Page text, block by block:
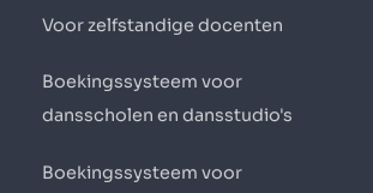
Voor zelfstandige docenten
Boekingssysteem voor
dansscholen en dansstudio's
Boekingssysteem voor